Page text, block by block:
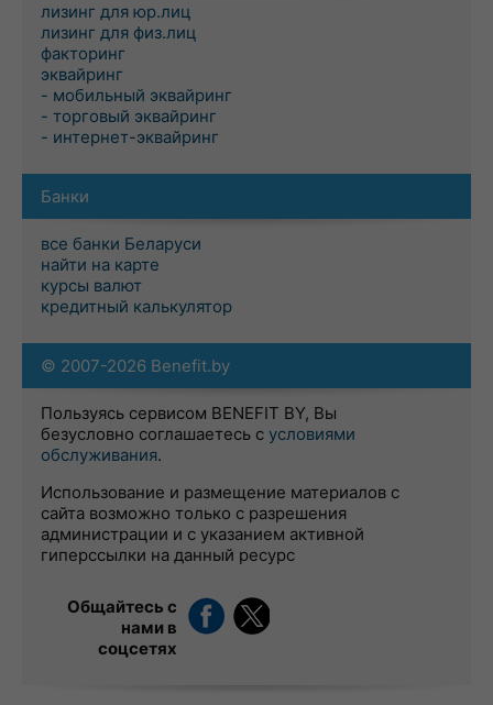
лизинг для юр.лиц
лизинг для физ.лиц
факторинг
эквайринг
- мобильный эквайринг
- торговый эквайринг
- интернет-эквайринг
Банки
все банки Беларуси
найти на карте
курсы валют
кредитный калькулятор
© 2007-2026 Benefit.by
Пользуясь сервисом BENEFIT BY, Вы
безусловно соглашаетесь с условиями
обслуживания.
Использование и размещение материалов с
сайта возможно только с разрешения
администрации и с указанием активной
гиперссылки на данный ресурс
Общайтесь с
нами в
соцсетях